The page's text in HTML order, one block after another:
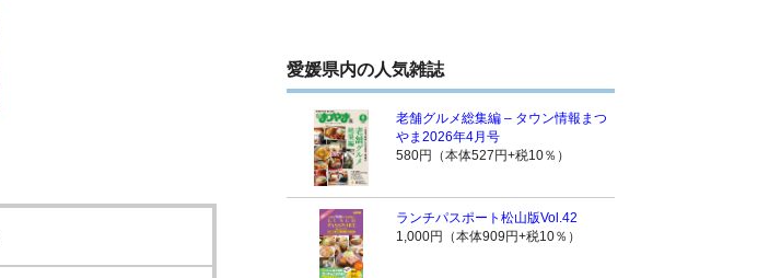
愛媛県内の人気雑誌
老舗グルメ総集編 – タウン情報まつ
やま2026年4月号
580円（本体527円+税10％）
ランチパスポート松山版Vol.42
1,000円（本体909円+税10％）